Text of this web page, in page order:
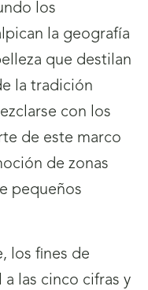
los
la geografía
que destilan
la tradición
con los
de este marco
de zonas
pequeños
los fines de
las cinco cifras y